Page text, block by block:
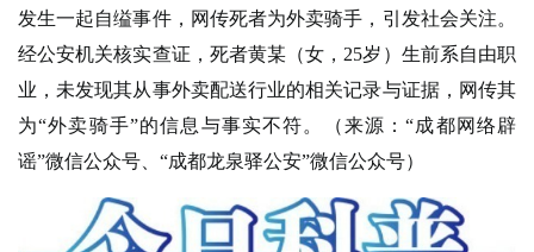
发生一起自缢事件，网传死者为外卖骑手，引发社会关注。
经公安机关核实查证，死者黄某（女，25岁）生前系自由职
业，未发现其从事外卖配送行业的相关记录与证据，网传其
为“外卖骑手”的信息与事实不符。（来源：“成都网络辟
谣”微信公众号、“成都龙泉驿公安”微信公众号）